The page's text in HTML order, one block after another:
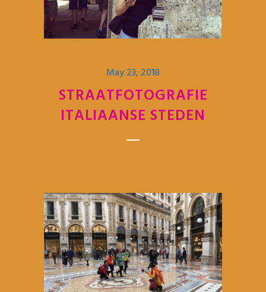
May 23, 2018
STRAATFOTOGRAFIE
ITALIAANSE STEDEN